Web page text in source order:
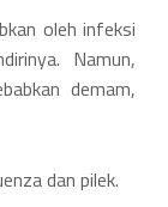
oleh infeksi
Namun,
demam,
dan pilek.